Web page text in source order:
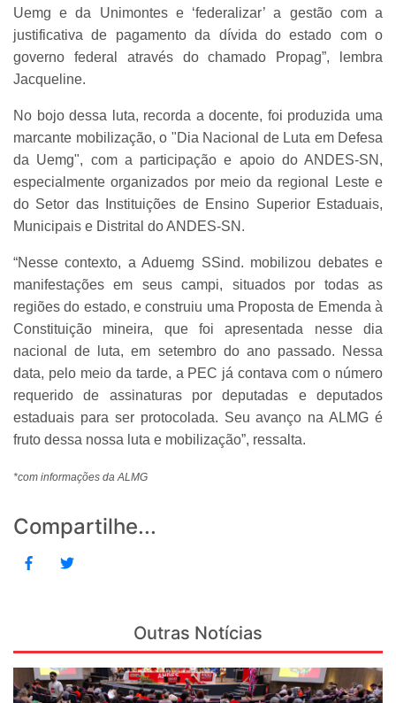
Uemg e da Unimontes e ‘federalizar’ a gestão com a
justificativa de pagamento da dívida do estado com o
governo federal através do chamado Propag”, lembra
Jacqueline.
No bojo dessa luta, recorda a docente, foi produzida uma
marcante mobilização, o "Dia Nacional de Luta em Defesa
da Uemg", com a participação e apoio do ANDES-SN,
especialmente organizados por meio da regional Leste e
do Setor das Instituições de Ensino Superior Estaduais,
Municipais e Distrital do ANDES-SN.
“Nesse contexto, a Aduemg SSind. mobilizou debates e
manifestações em seus campi, situados por todas as
regiões do estado, e construiu uma Proposta de Emenda à
Constituição mineira, que foi apresentada nesse dia
nacional de luta, em setembro do ano passado. Nessa
data, pelo meio da tarde, a PEC já contava com o número
requerido de assinaturas por deputadas e deputados
estaduais para ser protocolada. Seu avanço na ALMG é
fruto dessa nossa luta e mobilização”, ressalta.
*com informações da ALMG
Compartilhe...
Outras Notícias